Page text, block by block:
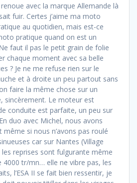
renoue avec la marque Allemande là
fuir. Certes j’aime ma moto
au quotidien, mais est-ce
pratique quand on est un
faut il pas le petit grain de folie
chaque moment avec sa belle
? Je ne me refuse rien sur le
et à droite un peu partout sans
faire la même chose sur un
sincèrement. Le moteur est
conduite est parfaite, un peu sur
duo avec Michel, nous avons
si nous n’avons pas roulé
car sur Nantes (Village
reprises sont fulgurante même
4000 tr/mn… elle ne vibre pas, les
l’ESA II se fait bien ressentir, je